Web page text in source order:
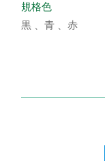
規格色
黒 、青 、赤